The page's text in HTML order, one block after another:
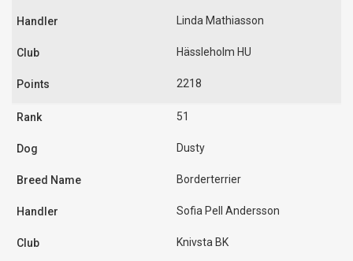
Linda Mathiasson
Hässleholm HU
2218
51
Dusty
Borderterrier
Sofia Pell Andersson
Knivsta BK